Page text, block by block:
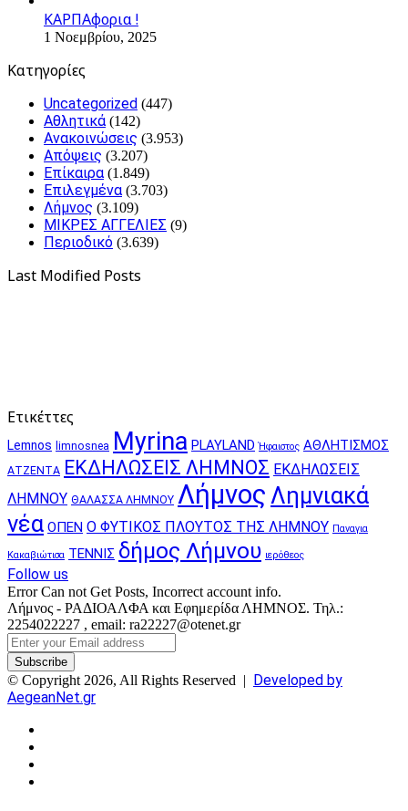
ΚΑΡΠΑφορια !
1 Νοεμβρίου, 2025
Kατηγορίες
Uncategorized (447)
Αθλητικά (142)
Ανακοινώσεις (3.953)
Απόψεις (3.207)
Επίκαιρα (1.849)
Επιλεγμένα (3.703)
Λήμνος (3.109)
ΜΙΚΡΕΣ ΑΓΓΕΛΙΕΣ (9)
Περιοδικό (3.639)
Last Modified Posts
Ετικέττες
Lemnos limnosnea Myrina PLAYLAND Ήφαιστος ΑΘΛΗΤΙΣΜΟΣ
ΑΤΖΕΝΤΑ ΕΚΔΗΛΩΣΕΙΣ ΛΗΜΝΟΣ ΕΚΔΗΛΩΣΕΙΣ
ΛΗΜΝΟΥ ΘΑΛΑΣΣΑ ΛΗΜΝΟΥ Λήμνος Λημνιακά
νέα ΟΠΕΝ Ο ΦΥΤΙΚΟΣ ΠΛΟΥΤΟΣ ΤΗΣ ΛΗΜΝΟΥ Παναγια
Κακαβιώτισα ΤΕΝΝΙΣ δήμος Λήμνου ιερόθεος
Follow us
Error Can not Get Posts, Incorrect account info.
Λήμνος - ΡΑΔΙΟΑΛΦΑ και Εφημερίδα ΛΗΜΝΟΣ. Τηλ.:
2254022227 , email: ra22227@otenet.gr
Enter
your
Email
address
© Copyright 2026, All Rights Reserved | Developed by
AegeanNet.gr